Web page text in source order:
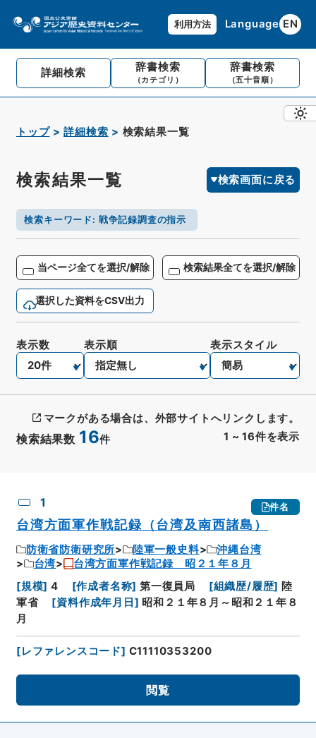
利用方法 Language EN
詳細検索 辞書検索
（カテゴリ）
辞書検索
（五十音順）
トップ 詳細検索 検索結果一覧
検索結果一覧 検索画面に戻る
検索キーワード : 戦争記録調査の指示
当ページ全てを選択/解除 検索結果全てを選択/解除
選択した資料をCSV出力
検索結果数 16件 1 ~ 16件を表示
表示数 表示順 表示スタイル
マークがある場合は、外部サイトへリンクします。
1 件名
台湾方面軍作戦記録（台湾及南西諸島）
防衛省防衛研究所 陸軍一般史料
沖縄台湾
台湾
台湾方面軍作戦記録 昭２１年８月
[規模] 4 [作成者名称] 第一復員局 [組織歴/履歴] 陸
軍省
[資料作成年月日 ] 昭和２１年８月～昭和２１年８
月
[レファレンスコード] C11110353200
閲覧